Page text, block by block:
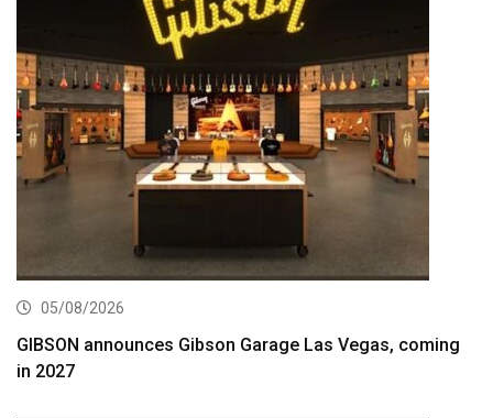
05/08/2026
GIBSON announces Gibson Garage Las Vegas, coming
in 2027